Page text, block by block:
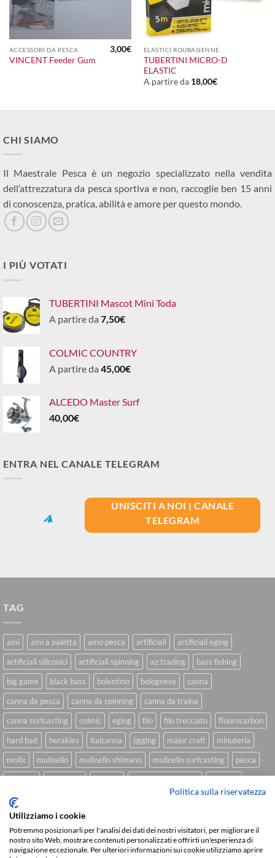
ACCESSORI DA PESCA
VINCENT Feeder Gum
3,00€ ELASTICI ROUBASIENNE
TUBERTINI MICRO-D
ELASTIC
A partire da 18,00€
CHI SIAMO
Il Maestrale Pesca è un negozio specializzato nella vendita
dell’attrezzatura da pesca sportiva e non, raccoglie ben 15 anni
di conoscenza, pratica, abilità e amore per questo mondo.
I PIÙ VOTATI
TUBERTINI Mascot Mini Toda
A partire da 7,50€
COLMIC COUNTRY
A partire da 45,00€
ALCEDO Master Surf
40,00€
ENTRA NEL CANALE TELEGRAM
UNISCITI A NOI | CANALE
TELEGRAM
TAG
ami ami a paletta amo pesca artificiali
artificiali eging
artificiali siliconici
artificiali spinning az trading
bass fishing
big game
black bass bolentino bolognese
canna
canna da pesca
canna da spinning
canna da traina
canna surfcasting
colmic eging filo filo trecciato
fluorocarbon
hard bait
herakles italcanna jigging major craft
minuteria
molix
mulinello mulinello shimano mulinello surfcasting
pesca
shimano
slow pitch softbait softbait yamamoto
spinning
spinning inshore
Sviluppato daWe Blink Design
Politica sulla riservatezza
Utilizziamo i cookie
Potremmo posizionarli per l'analisi dei dati dei nostri visitatori, per migliorare il
nostro sito Web, mostrare contenuti personalizzati e offrirti un'esperienza di
navigazione eccezionale. Per ulteriori informazioni sui cookie utilizziamo aprire